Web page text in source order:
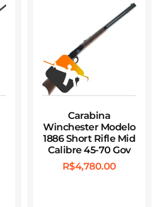
Carabina
Winchester Modelo
1886 Short Rifle Mid
Calibre 45-70 Gov
R$4,780.00